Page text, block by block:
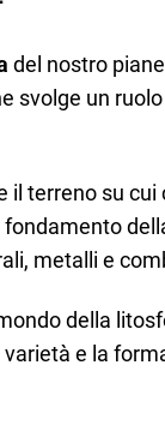
Si è occupata
sul mondo
dà la possibilità di
del nostro
svolge un
il terreno su
metalli e
della
e la